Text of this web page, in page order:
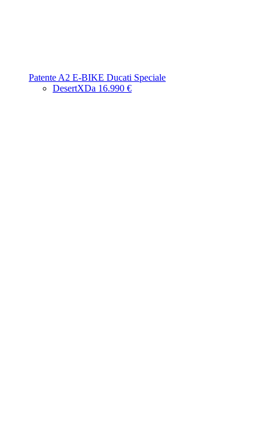
Patente A2 E-BIKE Ducati Speciale
DesertXDa 16.990 €